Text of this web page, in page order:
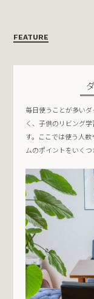
FEATURE
毎日使うことが多い
く、子供のリビング
す。ここでは使う人
ムのポイントをいくつ